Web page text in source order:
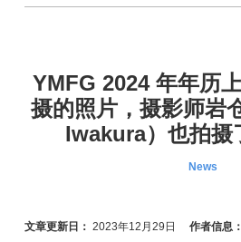
YMFG 2024 年年历
摄的照片，摄影师岩
Iwakura）也拍摄
News
文章更新日： 2023年12月29日 作者信息：